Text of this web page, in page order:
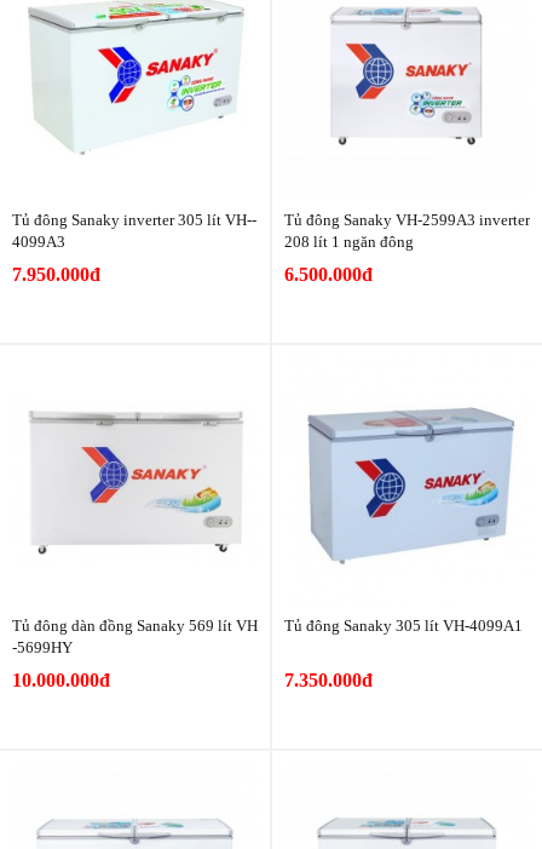
Tủ đông Sanaky inverter 305 lít VH-­
4099A3
7.950.000đ
Tủ đông Sanaky VH-2599A3 inverter
208 lít 1 ngăn đông
6.500.000đ
Tủ đông dàn đồng Sanaky 569 lít VH
-5699HY
10.000.000đ
Tủ đông Sanaky 305 lít VH-4099A1
7.350.000đ